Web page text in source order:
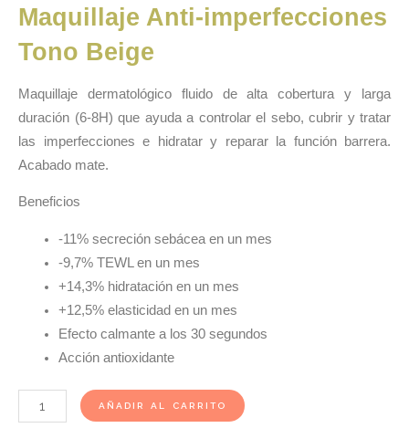
Maquillaje Anti-imperfecciones
Tono Beige
Maquillaje dermatológico fluido de alta cobertura y larga
duración (6-8H) que ayuda a controlar el sebo, cubrir y tratar
las imperfecciones e hidratar y reparar la función barrera.
Acabado mate.
Beneficios
-11% secreción sebácea en un mes
-9,7% TEWL en un mes
+14,3% hidratación en un mes
+12,5% elasticidad en un mes
Efecto calmante a los 30 segundos
Acción antioxidante
Sensilis
Pure
AÑADIR AL CARRITO